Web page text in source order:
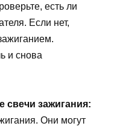
есть ли
Если нет,
и снова
зажигания:
Они могут